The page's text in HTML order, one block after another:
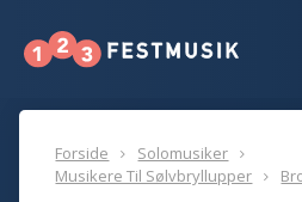
Forside
Solomusiker
Musikere Til Sølvbryllupper